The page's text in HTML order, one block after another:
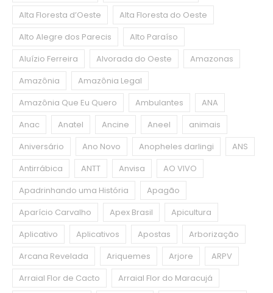
Alta Floresta d’Oeste
Alta Floresta do Oeste
Alto Alegre dos Parecis
Alto Paraíso
Aluízio Ferreira
Alvorada do Oeste
Amazonas
Amazônia
Amazônia Legal
Amazônia Que Eu Quero
Ambulantes
ANA
Anac
Anatel Ancine Aneel
animais
Aniversário
Ano Novo Anopheles darlingi
ANS
Antirrábica
ANTT Anvisa
AO VIVO
Apadrinhando uma História
Apagão
Aparício Carvalho
Apex Brasil
Apicultura
Aplicativo
Aplicativos Apostas
Arborização
Arcana Revelada
Ariquemes Arjore
ARPV
Arraial Flor de Cacto
Arraial Flor do Maracujá